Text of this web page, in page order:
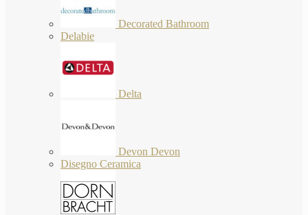
Decorated Bathroom
Delabie
Delta
Devon Devon
Disegno Ceramica